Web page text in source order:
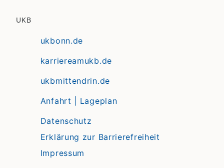
UKB
ukbonn.de
karriereamukb.de
ukbmittendrin.de
Anfahrt | Lageplan
Datenschutz
Erklärung zur Barrierefreiheit
Impressum